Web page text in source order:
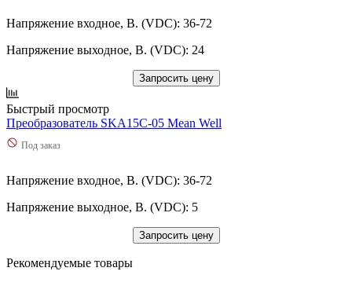
Напряжение входное, В. (VDC): 36-72
Напряжение выходное, В. (VDC): 24
Запросить цену
Быстрый просмотр
Преобразователь SKA15C-05 Mean Well
Под заказ
Напряжение входное, В. (VDC): 36-72
Напряжение выходное, В. (VDC): 5
Запросить цену
Рекомендуемые товары